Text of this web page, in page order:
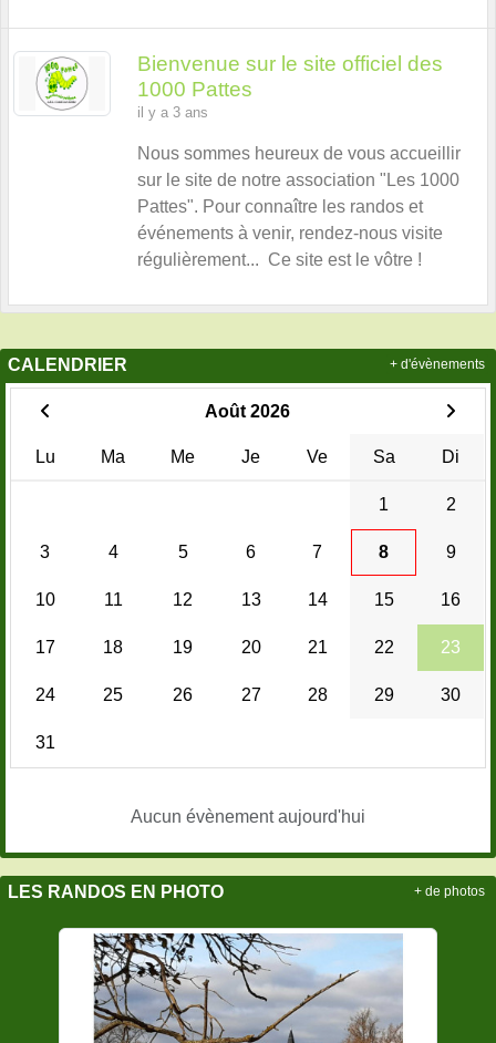
Bienvenue sur le site officiel des
1000 Pattes
il y a 3 ans
Nous sommes heureux de vous accueillir
sur le site de notre association "Les 1000
Pattes". Pour connaître les randos et
événements à venir, rendez-nous visite
régulièrement... Ce site est le vôtre !
CALENDRIER
Août 2026
Lu Ma Me Je Ve Sa Di
1 2
3 4 5 6 7 8 9
10 11 12 13 14 15 16
17 18 19 20 21 22 23
24 25 26 27 28 29 30
31
Aucun évènement aujourd'hui
+ d'évènements
LES RANDOS EN PHOTO + de photos